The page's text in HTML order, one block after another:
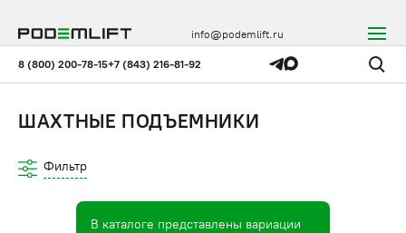
8 (800) 200-78-15+7 (843) 216-81-92
info@podemlift.ru
ШАХТНЫЕ ПОДЪЕМНИКИ
Фильтр
В каталоге представлены вариации